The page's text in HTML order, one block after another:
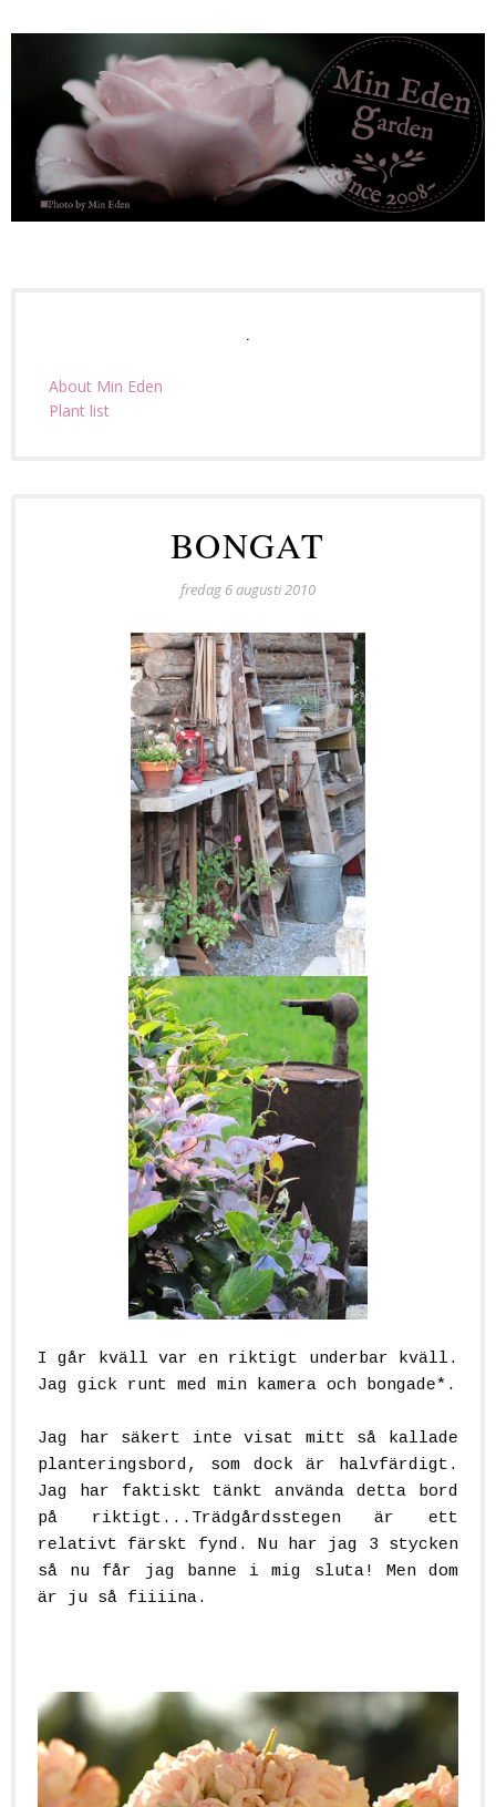
About Min Eden
Plant list
BONGAT
fredag 6 augusti 2010
I går kväll var en riktigt underbar kväll.
Jag gick runt med min kamera och bongade*.
Jag har säkert inte visat mitt så kallade
planteringsbord, som dock är halvfärdigt.
Jag har faktiskt tänkt använda detta bord
på riktigt...Trädgårdsstegen är ett
relativt färskt fynd. Nu har jag 3 stycken
så nu får jag banne i mig sluta! Men dom
är ju så fiiiina.